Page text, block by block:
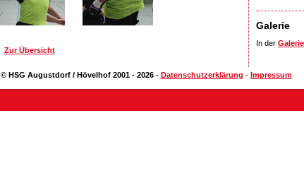
Zur Übersicht
Galerie
In der Galerie
© HSG Augustdorf / Hövelhof 2001 - 2026- Datenschutzerklärung - Impressum